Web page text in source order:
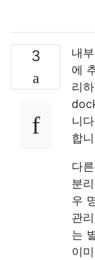
3
내
에
리
니
합
다
분
우
관
는
이